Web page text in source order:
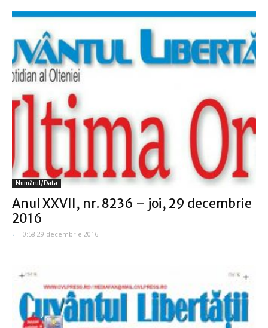
Numărul/data
Anul XXVII, nr. 8236 – joi, 29 decembrie
2016
- - 0:58 29 decembrie 2016